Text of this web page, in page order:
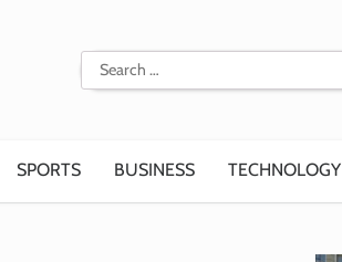
Search
for:
SPORTS BUSINESS TECHNOLOGY